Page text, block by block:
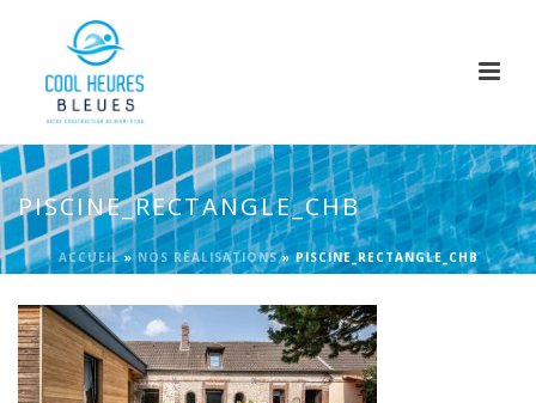
PISCINE_RECTANGLE_CHB
ACCUEIL»NOS RÉALISATIONS»PISCINE_RECTANGLE_CHB